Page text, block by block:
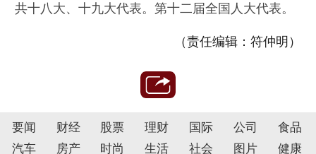
共十八大、十九大代表。第十二届全国人大代表。
（责任编辑：符仲明）
要闻 财经 股票 理财 国际 公司
食品
汽车
房产 时尚 生活 社会 图片 健康